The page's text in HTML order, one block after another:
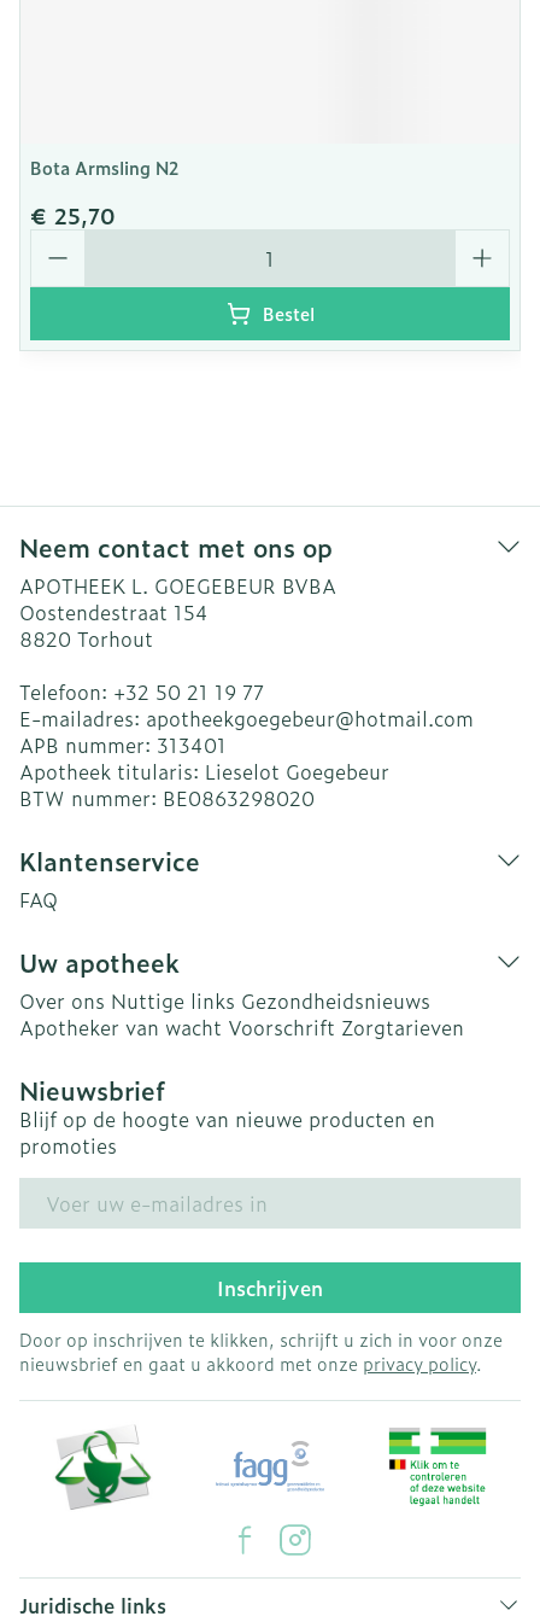
Bota Armsling N2
€ 25,70
Aantal
Bestel
Neem contact met ons op
APOTHEEK L. GOEGEBEUR BVBA
Oostendestraat 154
8820 Torhout
Telefoon: +32 50 21 19 77
E-mailadres: apotheekgoegebeur@hotmail.com
APB nummer: 313401
Apotheek titularis: Lieselot Goegebeur
BTW nummer: BE0863298020
Klantenservice
FAQ
Uw apotheek
Over ons Nuttige links Gezondheidsnieuws
Apotheker van wacht Voorschrift Zorgtarieven
Nieuwsbrief
Blijf op de hoogte van nieuwe producten en
promoties
Inschrijven
Door op inschrijven te klikken, schrijft u zich in voor onze
nieuwsbrief en gaat u akkoord met onze privacy policy.
Juridische links